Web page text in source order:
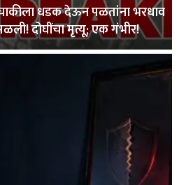
धडक देऊन पळतांना भरधाव
दोघींचा मृत्यू; एक गंभीर!